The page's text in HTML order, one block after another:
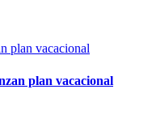
plan vacacional